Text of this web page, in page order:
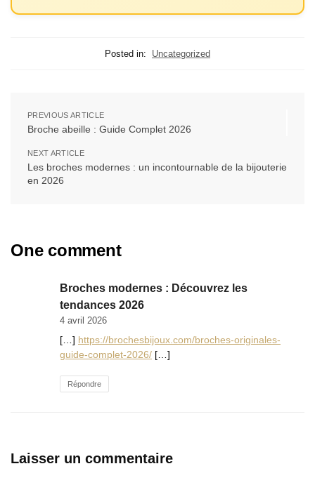
Posted in: Uncategorized
PREVIOUS ARTICLE
Broche abeille : Guide Complet 2026
NEXT ARTICLE
Les broches modernes : un incontournable de la bijouterie
en 2026
One comment
Broches modernes : Découvrez les
tendances 2026
4 avril 2026
[…] https://brochesbijoux.com/broches-originales-
guide-complet-2026/ […]
Répondre
Laisser un commentaire